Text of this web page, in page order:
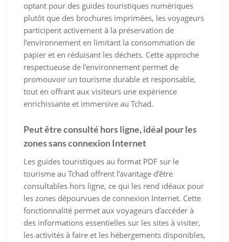
optant pour des guides touristiques numériques
plutôt que des brochures imprimées, les voyageurs
participent activement à la préservation de
l’environnement en limitant la consommation de
papier et en réduisant les déchets. Cette approche
respectueuse de l’environnement permet de
promouvoir un tourisme durable et responsable,
tout en offrant aux visiteurs une expérience
enrichissante et immersive au Tchad.
Peut être consulté hors ligne, idéal pour les
zones sans connexion Internet
Les guides touristiques au format PDF sur le
tourisme au Tchad offrent l’avantage d’être
consultables hors ligne, ce qui les rend idéaux pour
les zones dépourvues de connexion Internet. Cette
fonctionnalité permet aux voyageurs d’accéder à
des informations essentielles sur les sites à visiter,
les activités à faire et les hébergements disponibles,